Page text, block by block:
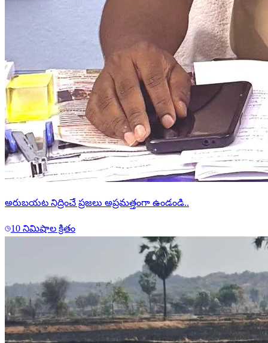
అరుబయట నిద్రించే ప్రజలు అప్రమత్తంగా ఉండండి..
10 నిమిషాల క్రితం